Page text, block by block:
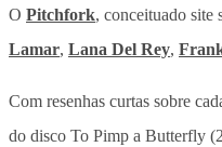
O Pitchfork, conceituado site
Lamar, Lana Del Rey,
Com resenhas curtas sobre
do disco To Pimp a Butterfly